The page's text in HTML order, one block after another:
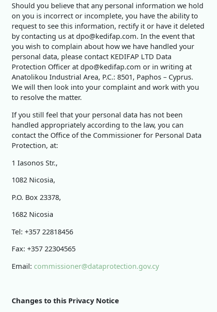
Should you believe that any personal information we hold
on you is incorrect or incomplete, you have the ability to
request to see this information, rectify it or have it deleted
by contacting us at dpo@kedifap.com. In the event that
you wish to complain about how we have handled your
personal data, please contact KEDIFAP LTD Data
Protection Officer at dpo@kedifap.com or in writing at
Anatolikou Industrial Area, P.C.: 8501, Paphos – Cyprus.
We will then look into your complaint and work with you
to resolve the matter.
If you still feel that your personal data has not been
handled appropriately according to the law, you can
contact the Office of the Commissioner for Personal Data
Protection, at:
1 Iasonos Str.,
1082 Nicosia,
P.O. Box 23378,
1682 Nicosia
Tel: +357 22818456
Fax: +357 22304565
Email: commissioner@dataprotection.gov.cy
Changes to this Privacy Notice